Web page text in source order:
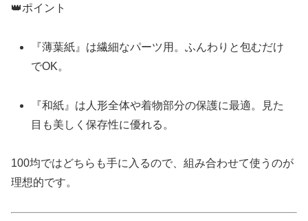
👑ポイント
『薄葉紙』は繊細なパーツ用。ふんわりと包むだけ
でOK。
『和紙』は人形全体や着物部分の保護に最適。見た
目も美しく保存性に優れる。
100均ではどちらも手に入るので、組み合わせて使うのが
理想的です。